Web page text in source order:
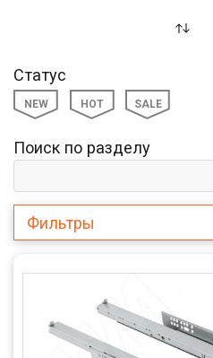
Статус
NEW HOT SALE
Поиск по разделу
Фильтры